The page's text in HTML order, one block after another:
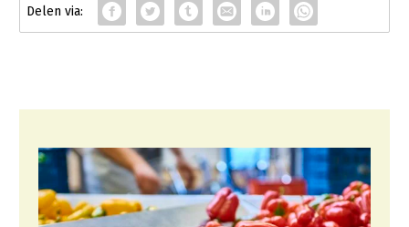
Varkenshouderij
Akkerbouw
Bollenteelt
Bomen, vaste planten en zomerbloemen